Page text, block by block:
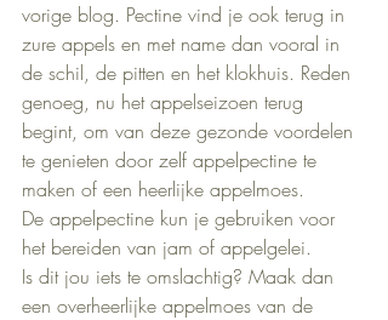
vorige blog. Pectine vind je ook terug in
zure appels en met name dan vooral in
de schil, de pitten en het klokhuis. Reden
genoeg, nu het appelseizoen terug
begint, om van deze gezonde voordelen
te genieten door zelf appelpectine te
maken of een heerlijke appelmoes.
De appelpectine kun je gebruiken voor
het bereiden van jam of appelgelei.
Is dit jou iets te omslachtig? Maak dan
een overheerlijke appelmoes van de